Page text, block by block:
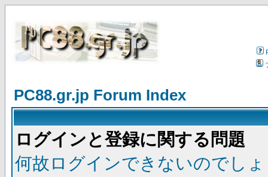
PC88.gr.jp Forum Index
ログインと登録に関する問題
何故ログインできないのでし